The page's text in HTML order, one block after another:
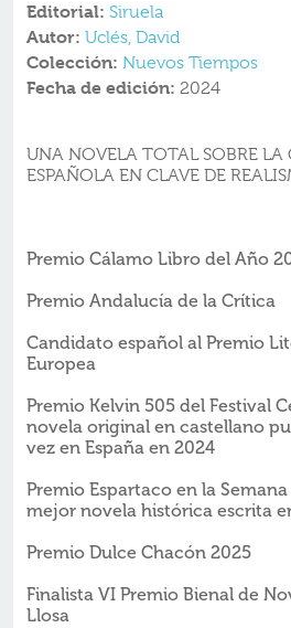
Editorial: Siruela
Autor: Uclés, David
Colección: Nuevos Tiempos
Fecha de edición: 2024
UNA NOVELA TOTAL SOBRE LA
ESPAÑOLA EN CLAVE DE
Premio Cálamo Libro del Año
Premio Andalucía de la Crítica
Candidato español al Premio
Europea
Premio Kelvin 505 del Festival
novela original en castellano
vez en España en 2024
Premio Espartaco en la
mejor novela histórica escrita
Premio Dulce Chacón 2025
Finalista VI Premio Bienal de
Llosa